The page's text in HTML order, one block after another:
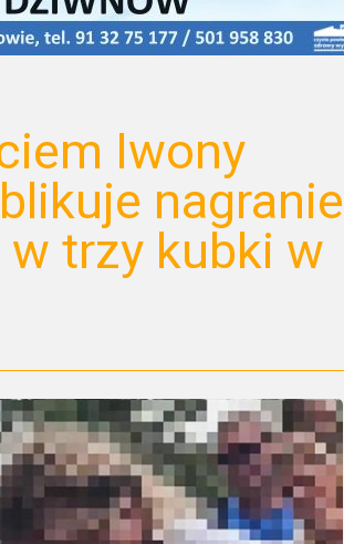
Iwony
nagranie
trzy kubki w